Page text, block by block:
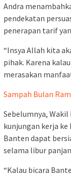
Andra
pendekatan
penerapan tarif
“Insya Allah kita
pihak. Karena
merasakan
Sampah Bulan
Sebelumnya,
kunjungan kerja
Banten dapat
selama libur
“Kalau bicara